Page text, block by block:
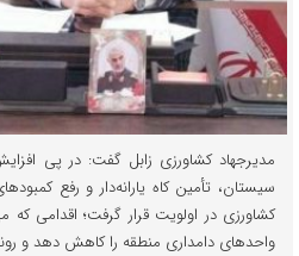
مدیرجهاد کشاورزی زابل گفت: در پی
سیستان، تأمین کاه یارانه‌دار و رفع
کشاورزی در اولویت قرار گرفت؛ اقدامی که
واحدهای دامداری منطقه را کاهش دهد و روند